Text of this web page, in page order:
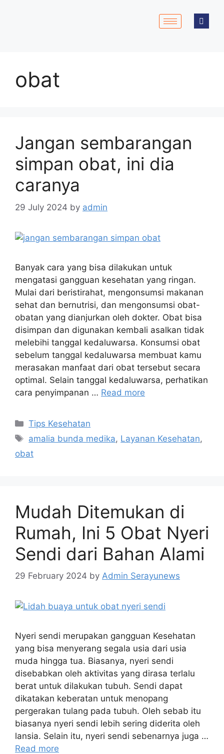
obat
Jangan sembarangan
simpan obat, ini dia
caranya
29 July 2024 by admin
Banyak cara yang bisa dilakukan untuk
mengatasi gangguan kesehatan yang ringan.
Mulai dari beristirahat, mengonsumsi makanan
sehat dan bernutrisi, dan mengonsumsi obat-
obatan yang dianjurkan oleh dokter. Obat bisa
disimpan dan digunakan kembali asalkan tidak
melebihi tanggal kedaluwarsa. Konsumsi obat
sebelum tanggal kedaluwarsa membuat kamu
merasakan manfaat dari obat tersebut secara
optimal. Selain tanggal kedaluwarsa, perhatikan
cara penyimpanan … Read more
Tips Kesehatan
amalia bunda medika, Layanan Kesehatan,
obat
Mudah Ditemukan di
Rumah, Ini 5 Obat Nyeri
Sendi dari Bahan Alami
29 February 2024 by Admin Serayunews
Nyeri sendi merupakan gangguan Kesehatan
yang bisa menyerang segala usia dari usia
muda hingga tua. Biasanya, nyeri sendi
disebabkan oleh aktivitas yang dirasa terlalu
berat untuk dilakukan tubuh. Sendi dapat
dikatakan keberatan untuk menopang
pergerakan tulang pada tubuh. Oleh sebab itu
biasanya nyeri sendi lebih sering diderita oleh
lansia. Selain itu, nyeri sendi sebenarnya juga …
Read more